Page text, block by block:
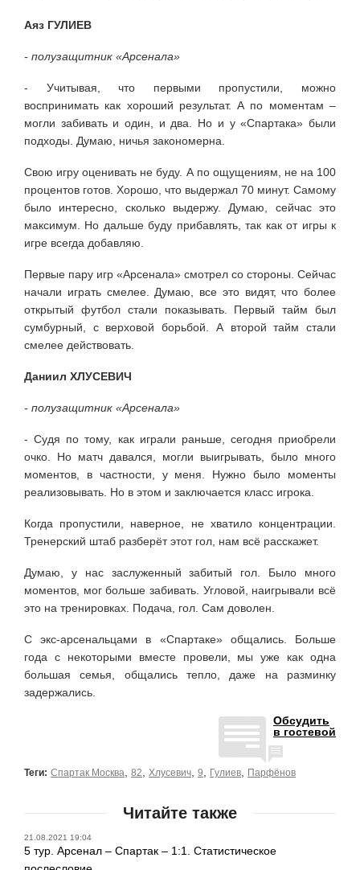
Аяз ГУЛИЕВ
- полузащитник «Арсенала»
- Учитывая, что первыми пропустили, можно
воспринимать как хороший результат. А по моментам –
могли забивать и один, и два. Но и у «Спартака» были
подходы. Думаю, ничья закономерна.
Свою игру оценивать не буду. А по ощущениям, не на 100
процентов готов. Хорошо, что выдержал 70 минут. Самому
было интересно, сколько выдержу. Думаю, сейчас это
максимум. Но дальше буду прибавлять, так как от игры к
игре всегда добавляю.
Первые пару игр «Арсенала» смотрел со стороны. Сейчас
начали играть смелее. Думаю, все это видят, что более
открытый футбол стали показывать. Первый тайм был
сумбурный, с верховой борьбой. А второй тайм стали
смелее действовать.
Даниил ХЛУСЕВИЧ
- полузащитник «Арсенала»
- Судя по тому, как играли раньше, сегодня приобрели
очко. Но матч давался, могли выигрывать, было много
моментов, в частности, у меня. Нужно было моменты
реализовывать. Но в этом и заключается класс игрока.
Когда пропустили, наверное, не хватило концентрации.
Тренерский штаб разберёт этот гол, нам всё расскажет.
Думаю, у нас заслуженный забитый гол. Было много
моментов, мог больше забивать. Угловой, наигрывали всё
это на тренировках. Подача, гол. Сам доволен.
С экс-арсенальцами в «Спартаке» общались. Больше
года с некоторыми вместе провели, мы уже как одна
большая семья, общались тепло, даже на разминку
задержались.
Обсудить
в гостевой
Теги: Спартак Москва 82 Хлусевич 9 Гулиев Парфёнов
Читайте также
21.08.2021 19:04
5 тур. Арсенал – Спартак – 1:1. Статистическое